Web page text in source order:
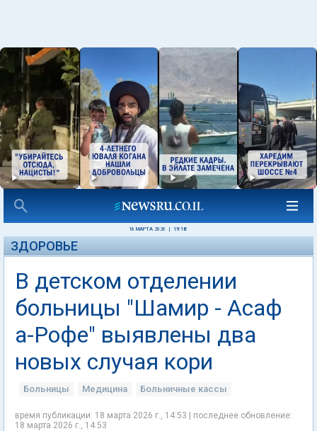
18 МАРТА 2026 19:18
ЗДОРОВЬЕ
В детском отделении
больницы "Шамир - Асаф
а-Рофе" выявлены два
новых случая кори
Больницы Медицина Больничные кассы
время публикации: 18 марта 2026 г., 14:53 | последнее обновление:
18 марта 2026 г., 14:53